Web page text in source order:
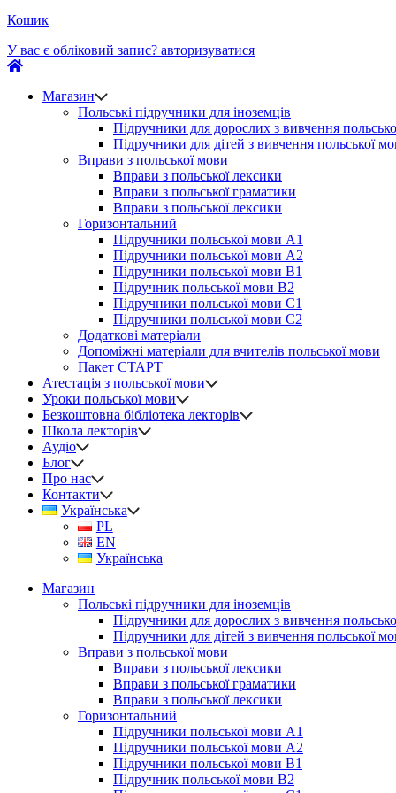
Кошик
У вас є обліковий запис? авторизуватися
Магазин
Польські підручники для іноземців
Підручники для дорослих з вивчення
Підручники для дітей з вивчення польської
Вправи з польської мови
Вправи з польської лексики
Вправи з польської граматики
Вправи з польської лексики
Горизонтальний
Підручники польської мови А1
Підручники польської мови А2
Підручники польської мови B1
Підручник польської мови B2
Підручники польської мови C1
Підручники польської мови C2
Додаткові матеріали
Допоміжні матеріали для вчителів польської мови
Пакет СТАРТ
Атестація з польської мови
Уроки польської мови
Безкоштовна бібліотека лекторів
Школа лекторів
Аудіо
Блог
Про нас
Контакти
Українська
PL
EN
Українська
Магазин
Польські підручники для іноземців
Підручники для дорослих з вивчення
Підручники для дітей з вивчення польської
Вправи з польської мови
Вправи з польської лексики
Вправи з польської граматики
Вправи з польської лексики
Горизонтальний
Підручники польської мови А1
Підручники польської мови А2
Підручники польської мови B1
Підручник польської мови B2